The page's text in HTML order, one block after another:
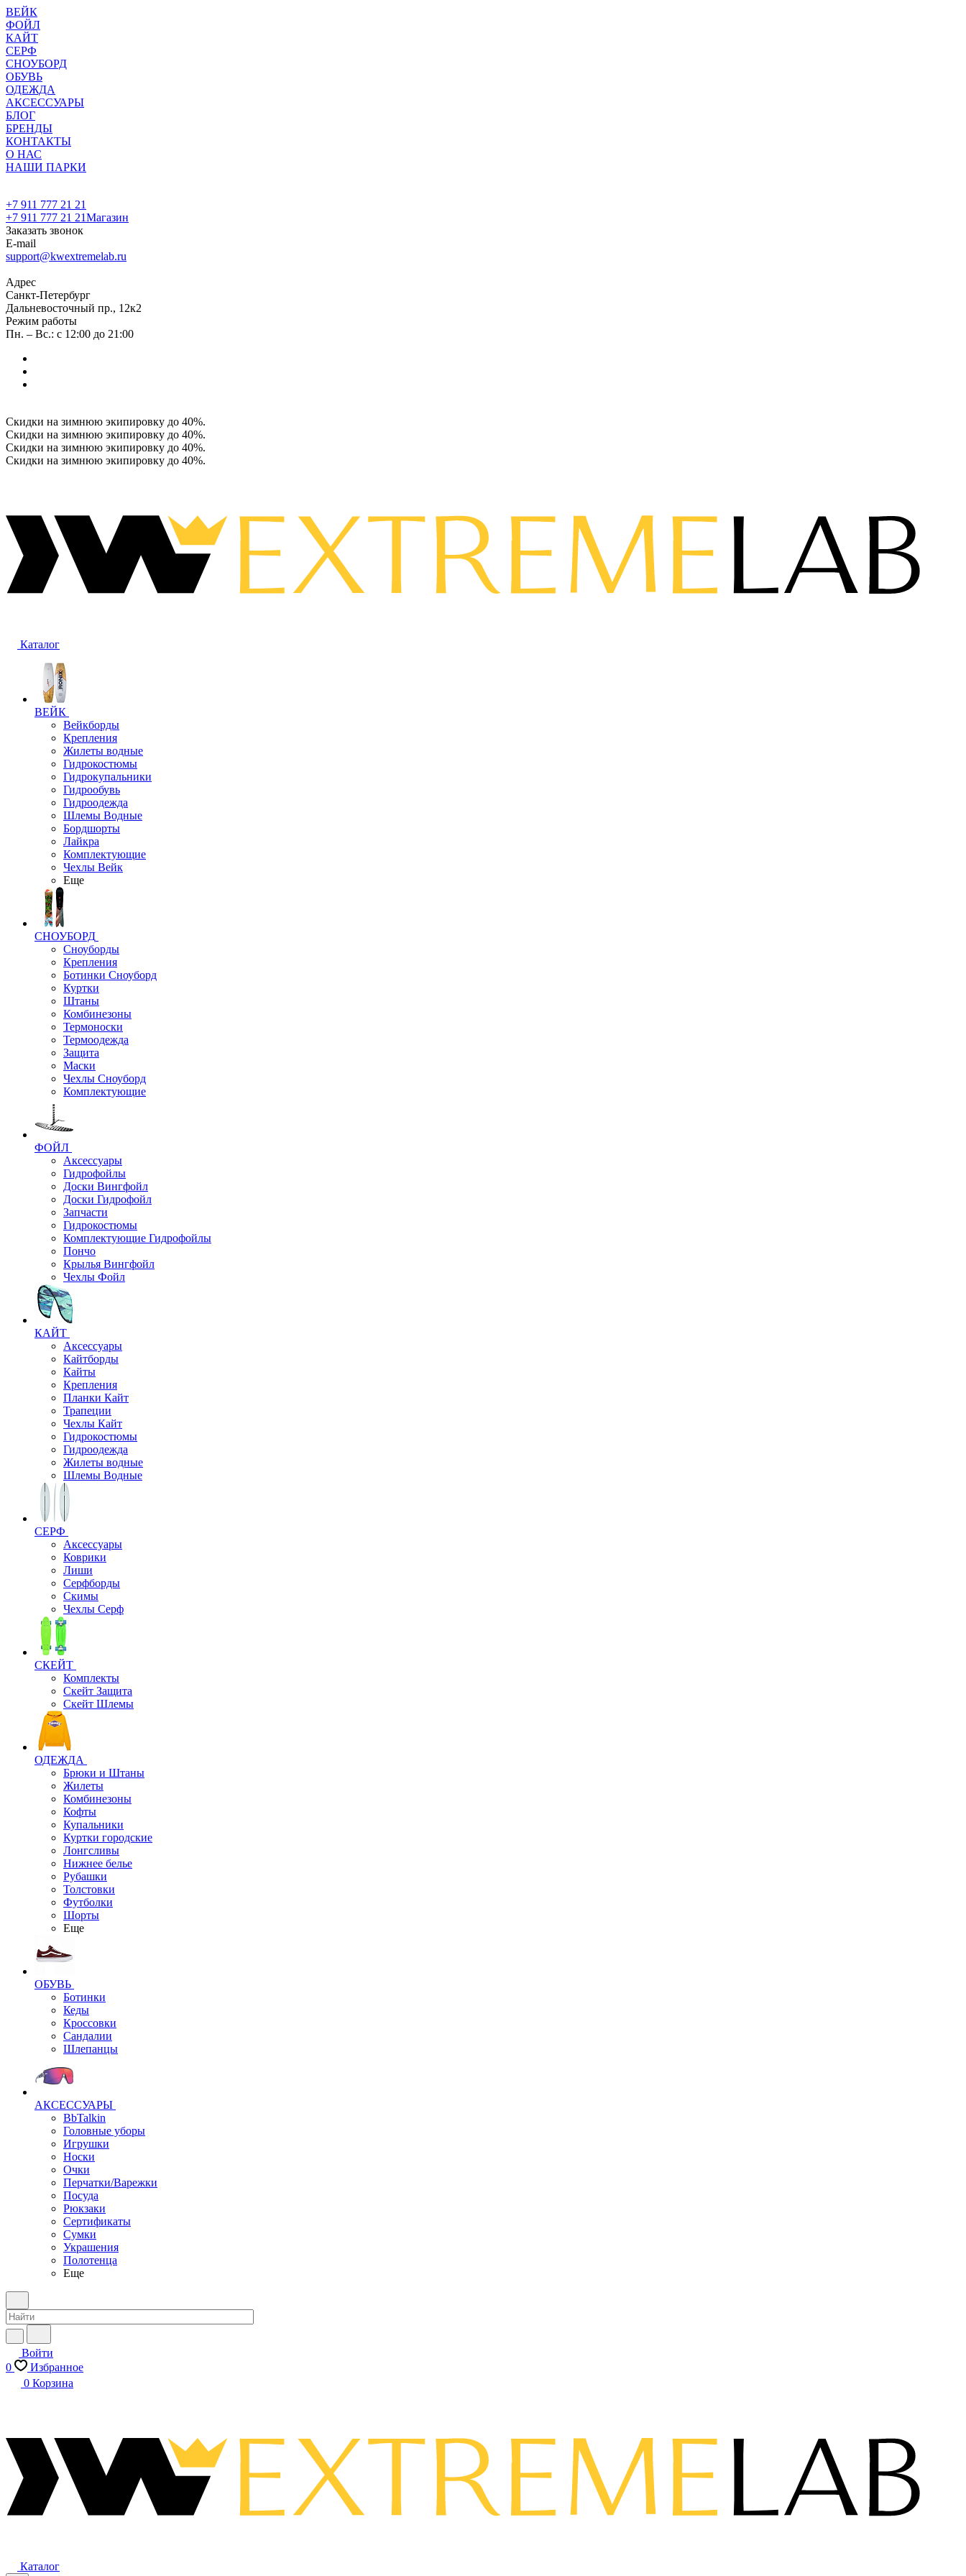
ВЕЙК
ФОЙЛ
КАЙТ
СЕРФ
СНОУБОРД
ОБУВЬ
ОДЕЖДА
АКСЕССУАРЫ
БЛОГ
БРЕНДЫ
КОНТАКТЫ
О НАС
НАШИ ПАРКИ
+7 911 777 21 21
+7 911 777 21 21Магазин
Заказать звонок
E-mail
support@kwextremelab.ru
Адрес
Санкт-Петербург
Дальневосточный пр., 12к2
Режим работы
Пн. – Вс.: с 12:00 до 21:00
Скидки на зимнюю экипировку до 40%.
Скидки на зимнюю экипировку до 40%.
Скидки на зимнюю экипировку до 40%.
Скидки на зимнюю экипировку до 40%.
Каталог
ВЕЙК
Вейкборды
Крепления
Жилеты водные
Гидрокостюмы
Гидрокупальники
Гидрообувь
Гидроодежда
Шлемы Водные
Бордшорты
Лайкра
Комплектующие
Чехлы Вейк
Еще
СНОУБОРД
Сноуборды
Крепления
Ботинки Сноуборд
Куртки
Штаны
Комбинезоны
Термоноски
Термоодежда
Защита
Маски
Чехлы Сноуборд
Комплектующие
ФОЙЛ
Аксессуары
Гидрофойлы
Доски Вингфойл
Доски Гидрофойл
Запчасти
Гидрокостюмы
Комплектующие Гидрофойлы
Пончо
Крылья Вингфойл
Чехлы Фойл
КАЙТ
Аксессуары
Кайтборды
Кайты
Крепления
Планки Кайт
Трапеции
Чехлы Кайт
Гидрокостюмы
Гидроодежда
Жилеты водные
Шлемы Водные
СЕРФ
Аксессуары
Коврики
Лиши
Серфборды
Скимы
Чехлы Cерф
СКЕЙТ
Комплекты
Скейт Защита
Скейт Шлемы
ОДЕЖДА
Брюки и Штаны
Жилеты
Комбинезоны
Кофты
Купальники
Куртки городские
Лонгсливы
Нижнее белье
Рубашки
Толстовки
Футболки
Шорты
Еще
ОБУВЬ
Ботинки
Кеды
Кроссовки
Сандалии
Шлепанцы
АКСЕССУАРЫ
BbTalkin
Головные уборы
Игрушки
Носки
Очки
Перчатки/Варежки
Посуда
Рюкзаки
Сертификаты
Сумки
Украшения
Полотенца
Еще
Войти
0
Избранное
0 Корзина
Каталог